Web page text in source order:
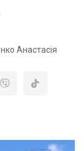
Анастасія